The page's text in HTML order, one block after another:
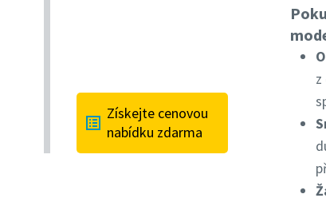
Získejte cenovou
nabídku zdarma